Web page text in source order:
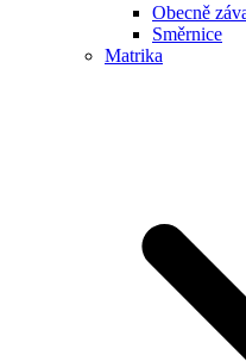
Obecně
Směrnice
Matrika